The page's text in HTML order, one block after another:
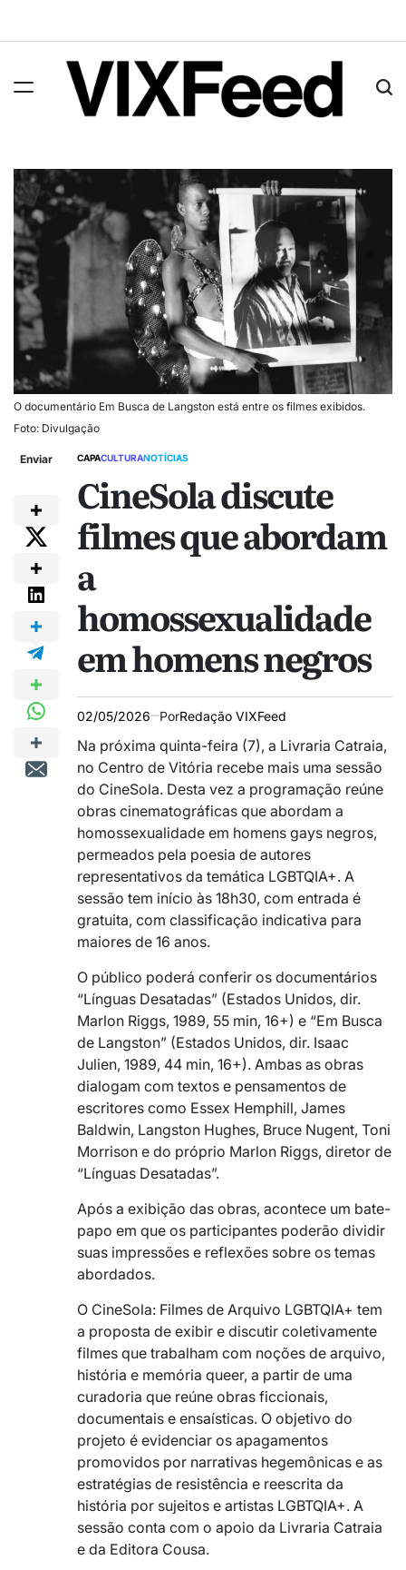
O documentário Em Busca de Langston está entre os filmes exibidos.
Foto: Divulgação
Enviar CAPACULTURANOTÍCIAS
CineSola discute
filmes que abordam
a
homossexualidade
em homens negros
02/05/2026 PorRedação VIXFeed
Na próxima quinta-feira (7), a Livraria Catraia,
no Centro de Vitória recebe mais uma sessão
do CineSola. Desta vez a programação reúne
obras cinematográficas que abordam a
homossexualidade em homens gays negros,
permeados pela poesia de autores
representativos da temática LGBTQIA+. A
sessão tem início às 18h30, com entrada é
gratuita, com classificação indicativa para
maiores de 16 anos.
O público poderá conferir os documentários
“Línguas Desatadas” (Estados Unidos, dir.
Marlon Riggs, 1989, 55 min, 16+) e “Em Busca
de Langston” (Estados Unidos, dir. Isaac
Julien, 1989, 44 min, 16+). Ambas as obras
dialogam com textos e pensamentos de
escritores como Essex Hemphill, James
Baldwin, Langston Hughes, Bruce Nugent, Toni
Morrison e do próprio Marlon Riggs, diretor de
“Línguas Desatadas”.
Após a exibição das obras, acontece um bate-
papo em que os participantes poderão dividir
suas impressões e reflexões sobre os temas
abordados.
O CineSola: Filmes de Arquivo LGBTQIA+ tem
a proposta de exibir e discutir coletivamente
filmes que trabalham com noções de arquivo,
história e memória queer, a partir de uma
curadoria que reúne obras ficcionais,
documentais e ensaísticas. O objetivo do
projeto é evidenciar os apagamentos
promovidos por narrativas hegemônicas e as
estratégias de resistência e reescrita da
história por sujeitos e artistas LGBTQIA+. A
sessão conta com o apoio da Livraria Catraia
e da Editora Cousa.